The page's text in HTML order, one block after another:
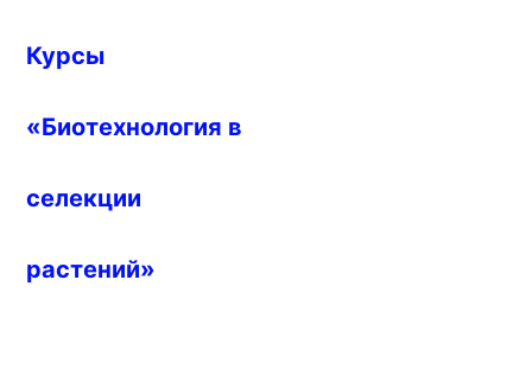
записям
Курсы
«Биотехнология в
селекции
растений»